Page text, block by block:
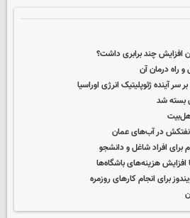
افزایش چند برابری داشت؟
راه درمان آن
آینده ژئوپلیتیک انرژی اوراسیا
بسته شد
نفتکش در آب‌های عمان
برای افراد شاغل و دانشجو
هزینه‌های باشگاه‌ها
برای انجام کارهای روزمره